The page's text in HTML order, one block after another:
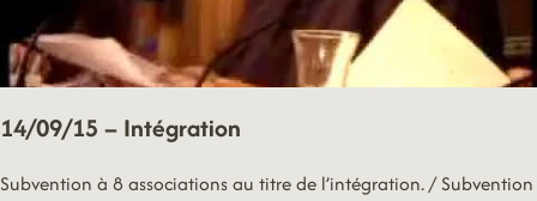
14/09/15 – Intégration
Subvention à 8 associations au titre de l’intégration. / Subvention